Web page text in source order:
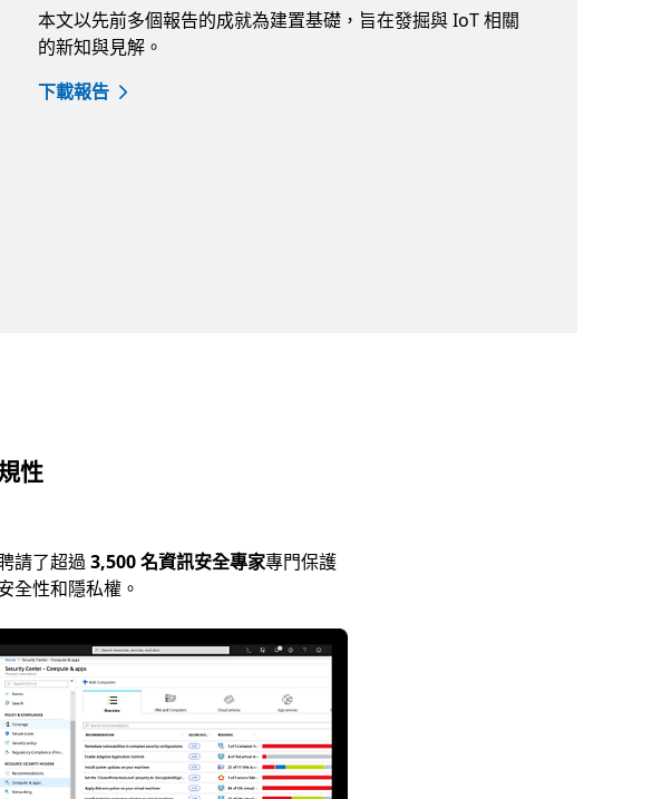
本文以先前多個報告的成就為建置基礎，旨在發掘與 IoT 相關
的新知與見解。
下載報告
性
請了超過3,500 名資訊安全專家專門保護
全性和隱私權。